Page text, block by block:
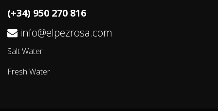
(+34) 950 270 816
info@elpezrosa.com
Salt Water
Fresh Water